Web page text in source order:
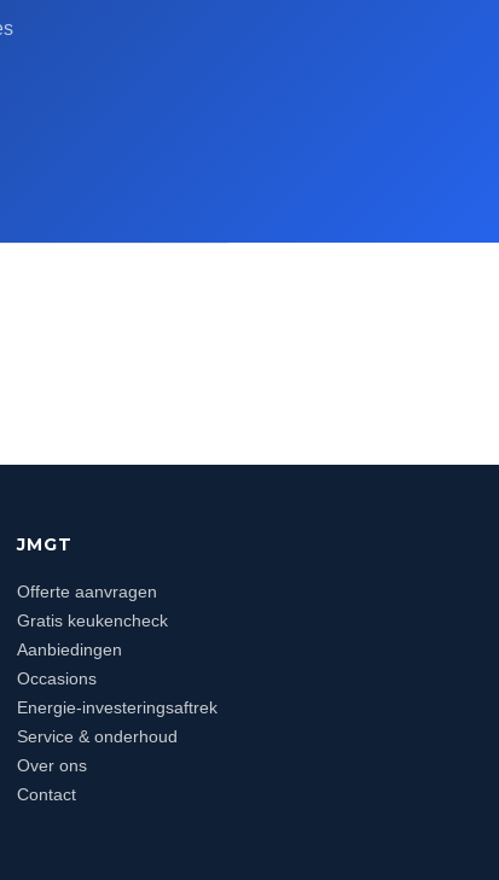
JMGT
Offerte aanvragen
Gratis keukencheck
Aanbiedingen
Occasions
Energie-investeringsaftrek
Service & onderhoud
Over ons
Contact